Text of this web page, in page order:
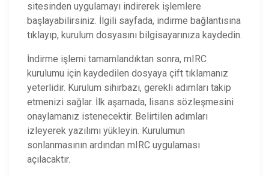
sitesinden uygulamayı indirerek işlemlere
başlayabilirsiniz. İlgili sayfada, indirme bağlantısına
tıklayıp, kurulum dosyasını bilgisayarınıza kaydedin.
İndirme işlemi tamamlandıktan sonra, mIRC
kurulumu için kaydedilen dosyaya çift tıklamanız
yeterlidir. Kurulum sihirbazı, gerekli adımları takip
etmenizi sağlar. İlk aşamada, lisans sözleşmesini
onaylamanız istenecektir. Belirtilen adımları
izleyerek yazılımı yükleyin. Kurulumun
sonlanmasının ardından mIRC uygulaması
açılacaktır.